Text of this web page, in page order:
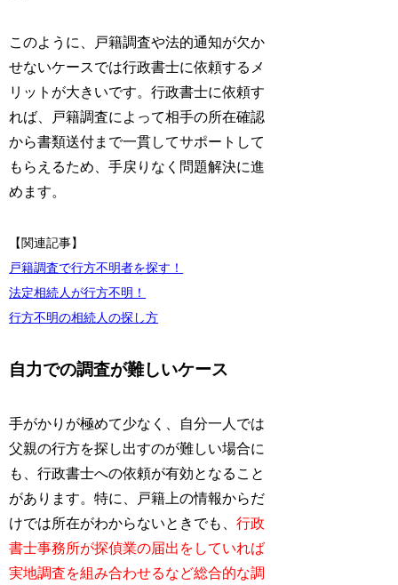
このように、戸籍調査や法的通知が欠か
せないケースでは行政書士に依頼するメ
リットが大きいです。行政書士に依頼す
れば、戸籍調査によって相手の所在確認
から書類送付まで一貫してサポートして
もらえるため、手戻りなく問題解決に進
めます。
【関連記事】
戸籍調査で行方不明者を探す！
法定相続人が行方不明！
行方不明の相続人の探し方
自力での調査が難しいケース
手がかりが極めて少なく、自分一人では
父親の行方を探し出すのが難しい場合に
も、行政書士への依頼が有効となること
があります。特に、戸籍上の情報からだ
けでは所在がわからないときでも、行政
書士事務所が探偵業の届出をしていれば
実地調査を組み合わせるなど総合的な調